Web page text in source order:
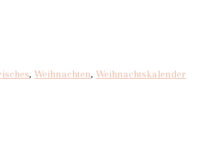
, Weihnachten, Weihnachtskalender